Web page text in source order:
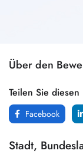
Über den
Teilen Sie diesen
Facebook
Stadt,